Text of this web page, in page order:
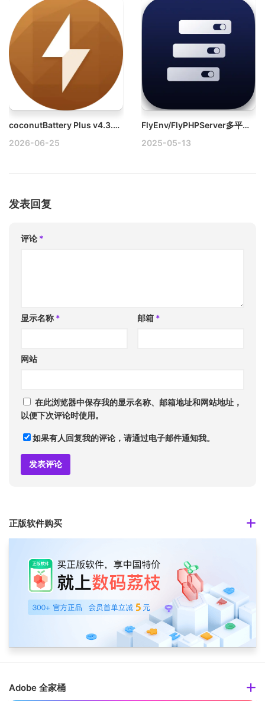
coconutBattery Plus v4.3.4b Mac电池管理工具破解版
2026-06-25
FlyEnv/FlyPHPServer多平台开发环境管理
2025-05-13
发表回复
评论 *
显示名称 * 邮箱 *
网站
在此浏览器中保存我的显示名称、邮箱地址和网站地址，
以便下次评论时使用。
如果有人回复我的评论，请通过电子邮件通知我。
正版软件购买
Adobe 全家桶